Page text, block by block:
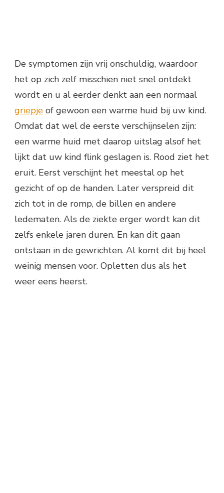
De symptomen zijn vrij onschuldig, waardoor
het op zich zelf misschien niet snel ontdekt
wordt en u al eerder denkt aan een normaal
griepje of gewoon een warme huid bij uw kind.
Omdat dat wel de eerste verschijnselen zijn:
een warme huid met daarop uitslag alsof het
lijkt dat uw kind flink geslagen is. Rood ziet het
eruit. Eerst verschijnt het meestal op het
gezicht of op de handen. Later verspreid dit
zich tot in de romp, de billen en andere
ledematen. Als de ziekte erger wordt kan dit
zelfs enkele jaren duren. En kan dit gaan
ontstaan in de gewrichten. Al komt dit bij heel
weinig mensen voor. Opletten dus als het
weer eens heerst.